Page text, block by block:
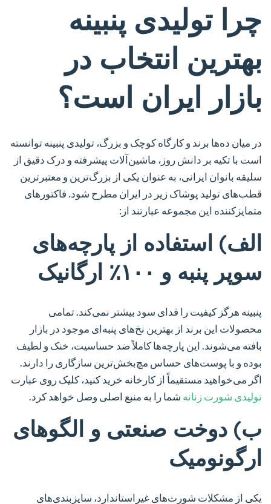
چرا تولیدی پنبینه
بهترین انتخاب در
بازار ایران است؟
در میان ده‌ها برند و کارگاه کوچک و بزرگ،تولیدی پنبینهتوانسته
است با تکیه بر دانش روز، ماشین‌آلات پیشرفته و درک دقیق از
سلیقه بانوان ایرانی، به عنوان یکی از بزرگ‌ترین و معتبرترین
قطب‌های تولید پوشاک زیر در ایران مطرح شود. فاکتورهای
متمایزکننده این مجموعه عبارتند از:
الف) استفاده از پارچه‌های
سوپر پنبه و ۱۰۰٪ ارگانیک
پنبینه هرگز کیفیت را فدای سود بیشتر نمی‌کند. تمامی
محصولات این برند از بهترین نخ‌های پنبه‌ای موجود در بازار
بافته می‌شوند. این پارچه‌ها کاملاً ضد حساسیت، خنک و لطیف
بوده و با پوست‌های حساس مچ‌بخش‌ترین سازگاری را دارند.
اگر می‌خواهید مستقیماً از کارخانه خرید کنید، کلیک روی عبارت
تولیدی شورت زنانه شما را به منبع اصلی وصل خواهد کرد.
ب) دوخت صنعتی و الگوهای
ارگونومیک
یکی از مشکلات شورت‌های غیراستاندارد، سایزبندی‌های